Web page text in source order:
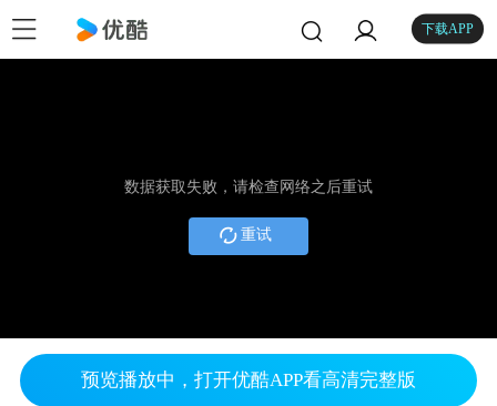
下载APP
数据获取失败，请检查网络之后重试
重试
预览播放中，打开优酷APP看高清完整版